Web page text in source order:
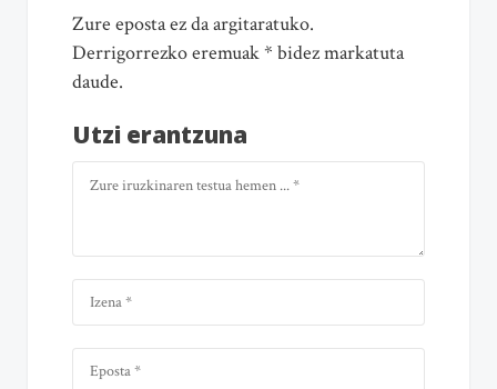
Zure eposta ez da argitaratuko.
Derrigorrezko eremuak * bidez markatuta
daude.
Utzi erantzuna